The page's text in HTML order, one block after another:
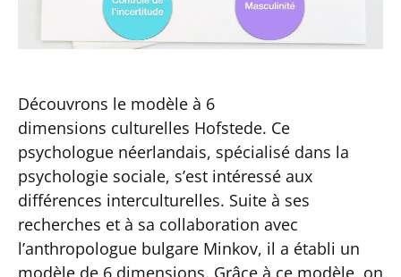
Découvrons le modèle à 6
dimensions culturelles Hofstede. Ce
psychologue néerlandais, spécialisé dans la
psychologie sociale, s’est intéressé aux
différences interculturelles. Suite à ses
recherches et à sa collaboration avec
l’anthropologue bulgare Minkov, il a établi un
modèle de 6 dimensions. Grâce à ce modèle, on